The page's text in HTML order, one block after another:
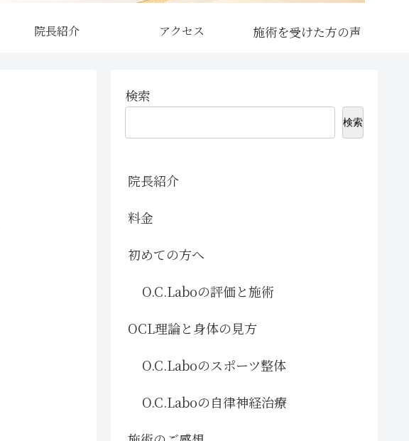
院長紹介 アクセス
検索
検索
院長紹介
料金
初めての方へ
O.C.Laboの評価と施術
OCL理論と身体の見方
O.C.Laboのスポーツ整体
O.C.Laboの自律神経治療